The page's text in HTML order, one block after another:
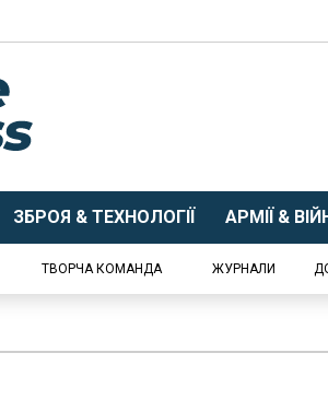
ЗБРОЯ & ТЕХНОЛОГІЇ АРМІЇ &
ТВОРЧА КОМАНДА ЖУРНАЛИ